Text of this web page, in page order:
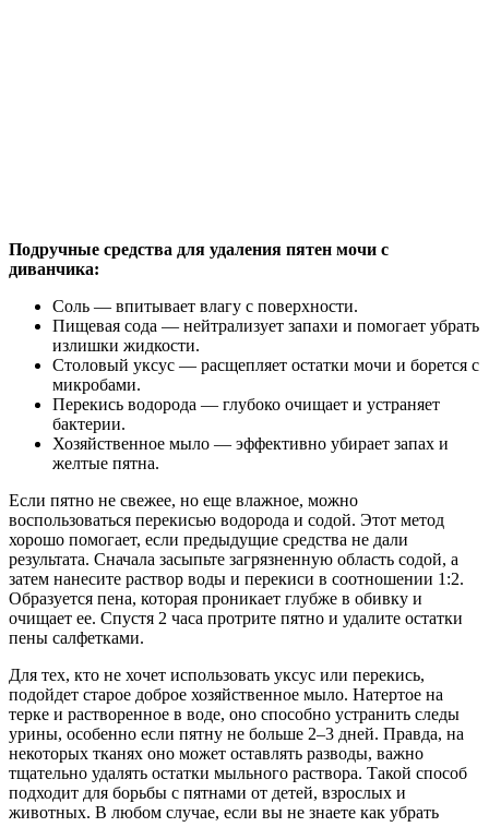
Подручные средства для удаления пятен мочи с
диванчика:
Соль — впитывает влагу с поверхности.
Пищевая сода — нейтрализует запахи и помогает убрать
излишки жидкости.
Столовый уксус — расщепляет остатки мочи и борется с
микробами.
Перекись водорода — глубоко очищает и устраняет
бактерии.
Хозяйственное мыло — эффективно убирает запах и
желтые пятна.
Если пятно не свежее, но еще влажное, можно
воспользоваться перекисью водорода и содой. Этот метод
хорошо помогает, если предыдущие средства не дали
результата. Сначала засыпьте загрязненную область содой, а
затем нанесите раствор воды и перекиси в соотношении 1:2.
Образуется пена, которая проникает глубже в обивку и
очищает ее. Спустя 2 часа протрите пятно и удалите остатки
пены салфетками.
Для тех, кто не хочет использовать уксус или перекись,
подойдет старое доброе хозяйственное мыло. Натертое на
терке и растворенное в воде, оно способно устранить следы
урины, особенно если пятну не больше 2–3 дней. Правда, на
некоторых тканях оно может оставлять разводы, важно
тщательно удалять остатки мыльного раствора. Такой способ
подходит для борьбы с пятнами от детей, взрослых и
животных. В любом случае, если вы не знаете как убрать